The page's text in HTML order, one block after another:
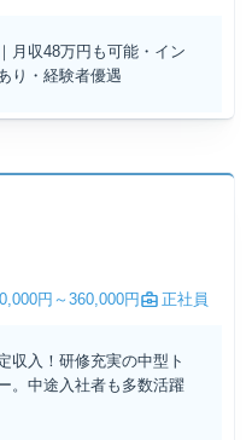
月収48万円も可能・イン
り・経験者優遇
円～360,000円 正社員
収入！研修充実の中型ト
。中途入社者も多数活躍